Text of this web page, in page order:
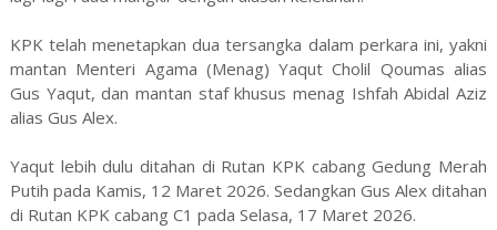
KPK telah menetapkan dua tersangka dalam perkara ini, yakni
mantan Menteri Agama (Menag) Yaqut Cholil Qoumas alias
Gus Yaqut, dan mantan staf khusus menag Ishfah Abidal Aziz
alias Gus Alex.
Yaqut lebih dulu ditahan di Rutan KPK cabang Gedung Merah
Putih pada Kamis, 12 Maret 2026. Sedangkan Gus Alex ditahan
di Rutan KPK cabang C1 pada Selasa, 17 Maret 2026.